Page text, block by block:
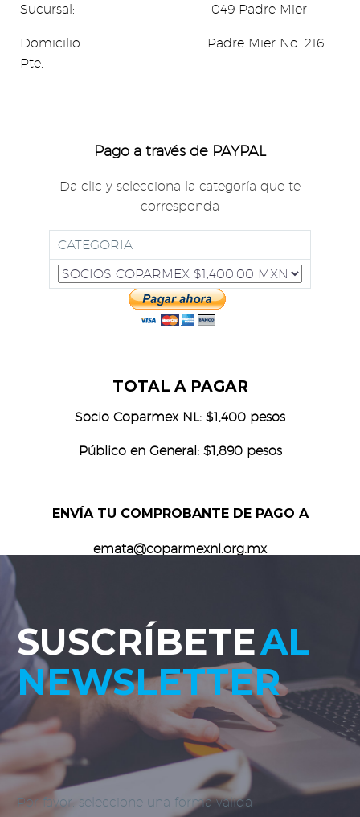
Sucursal: 049 Padre Mier
Domicilio: Padre Mier No. 216
Pte.
Pago a través de PAYPAL
Da clic y selecciona la categoría que te
corresponda
CATEGORIA
TOTAL A PAGAR
Socio Coparmex NL: $1,400 pesos
Público en General: $1,890 pesos
ENVÍA TU COMPROBANTE DE PAGO A
emata@coparmexnl.org.mx
SUSCRÍBETEAL
NEWSLETTER
Por favor, seleccione una forma válida